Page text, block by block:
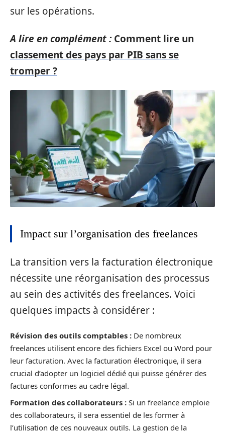
sur les opérations.
A lire en complément : Comment lire un
classement des pays par PIB sans se
tromper ?
Impact sur l’organisation des freelances
La transition vers la facturation électronique
nécessite une réorganisation des processus
au sein des activités des freelances. Voici
quelques impacts à considérer :
Révision des outils comptables : De nombreux
freelances utilisent encore des fichiers Excel ou Word pour
leur facturation. Avec la facturation électronique, il sera
crucial d’adopter un logiciel dédié qui puisse générer des
factures conformes au cadre légal.
Formation des collaborateurs : Si un freelance emploie
des collaborateurs, il sera essentiel de les former à
l’utilisation de ces nouveaux outils. La gestion de la